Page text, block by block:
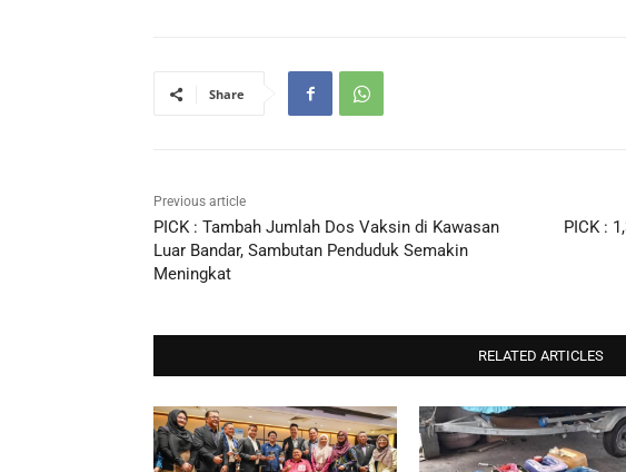
Share
Previous article
PICK : Tambah Jumlah Dos Vaksin di Kawasan
Luar Bandar, Sambutan Penduduk Semakin
Meningkat
PICK :
RELATED ARTICLES